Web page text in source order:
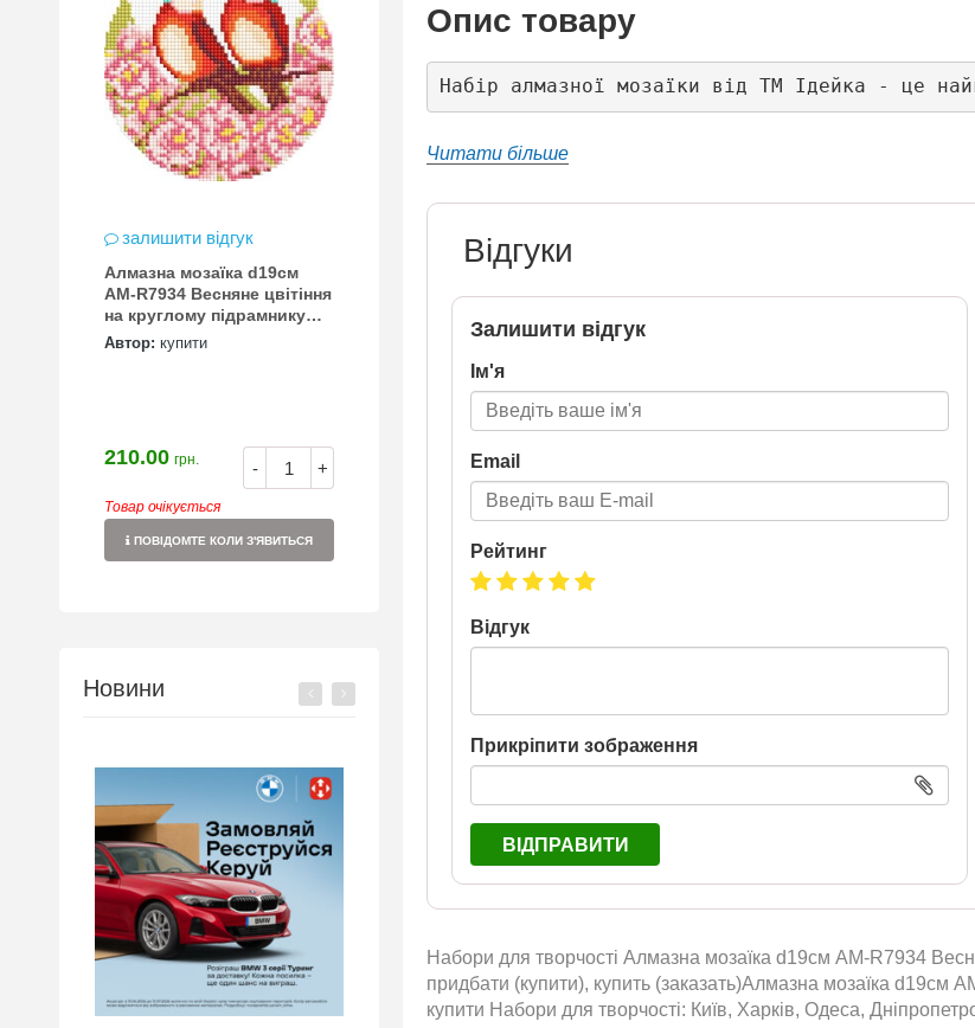
залишити відгук
Алмазна мозаїка d19см
АМ-R7934 Весняне цвітіння
на круглому підрамнику
"Ідейка"
Автор: купити
- +
210.00 грн.
Товар очікується
ПОВІДОМТЕ КОЛИ З'ЯВИТЬСЯ
Новини
Опис товару
Набір алмазної мозаїки від ТМ Ідейка - це
Читати більше
Відгуки
Залишити відгук
Ім'я
Email
Рейтинг
Відгук
Прикріпити зображення
ВІДПРАВИТИ
Набори для творчості Алмазна мозаїка d19см АМ-R7934
придбати (купити), купить (заказать)Алмазна мозаїка d19см
купити Набори для творчості: Київ, Харків, Одеса,